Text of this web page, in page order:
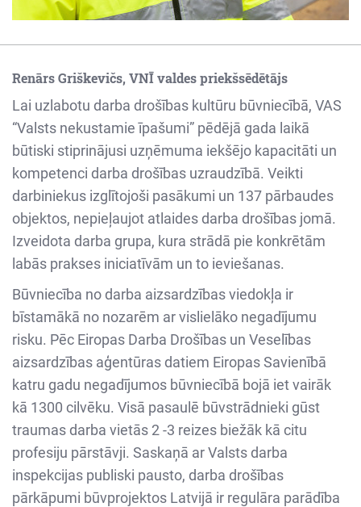
Renārs Griškevičs, VNĪ valdes priekšsēdētājs
Lai uzlabotu darba drošības kultūru būvniecībā, VAS
“Valsts nekustamie īpašumi” pēdējā gada laikā
būtiski stiprinājusi uzņēmuma iekšējo kapacitāti un
kompetenci darba drošības uzraudzībā. Veikti
darbiniekus izglītojoši pasākumi un 137 pārbaudes
objektos, nepieļaujot atlaides darba drošības jomā.
Izveidota darba grupa, kura strādā pie konkrētām
labās prakses iniciatīvām un to ieviešanas.
Būvniecība no darba aizsardzības viedokļa ir
bīstamākā no nozarēm ar vislielāko negadījumu
risku. Pēc Eiropas Darba Drošības un Veselības
aizsardzības aģentūras datiem Eiropas Savienībā
katru gadu negadījumos būvniecībā bojā iet vairāk
kā 1300 cilvēku. Visā pasaulē būvstrādnieki gūst
traumas darba vietās 2 -3 reizes biežāk kā citu
profesiju pārstāvji. Saskaņā ar Valsts darba
inspekcijas publiski pausto, darba drošības
pārkāpumi būvprojektos Latvijā ir regulāra parādība